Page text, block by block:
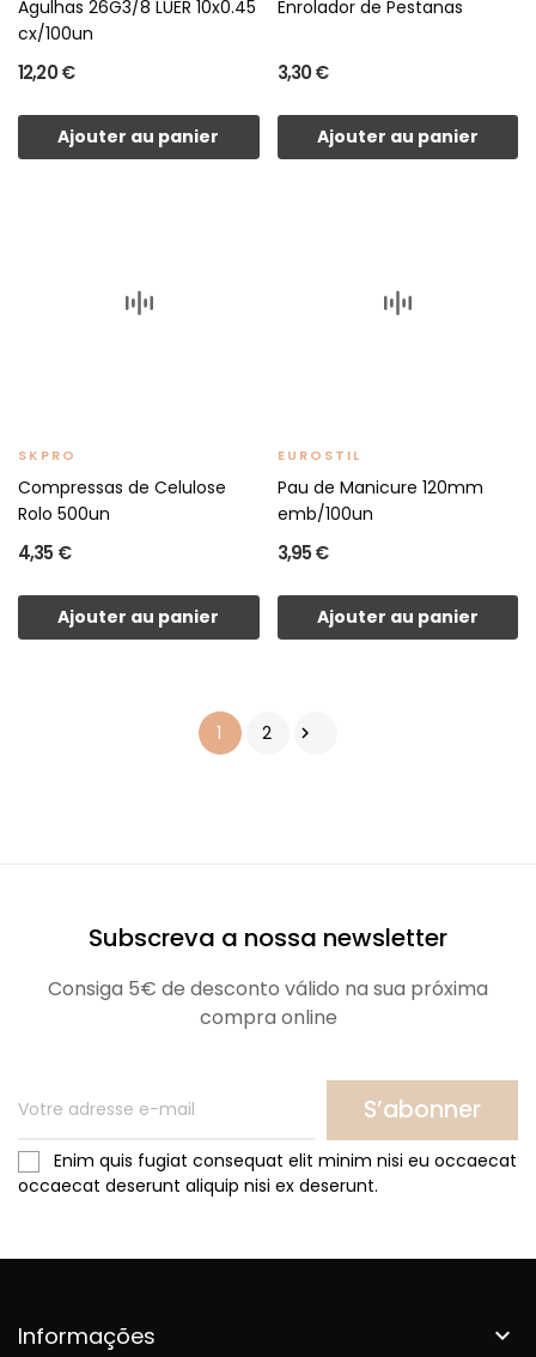
Agulhas 26G3/8 LUER 10x0.45
cx/100un
12,20 €
Ajouter au panier
Enrolador de Pestanas
3,30 €
Ajouter au panier
SKPRO
Compressas de Celulose
Rolo 500un
4,35 €
Ajouter au panier
EUROSTIL
Pau de Manicure 120mm
emb/100un
3,95 €
Ajouter au panier
1 2 
Subscreva a nossa newsletter
Consiga 5€ de desconto válido na sua próxima
compra online
S’abonner
Enim quis fugiat consequat elit minim nisi eu occaecat
occaecat deserunt aliquip nisi ex deserunt.
Informações 